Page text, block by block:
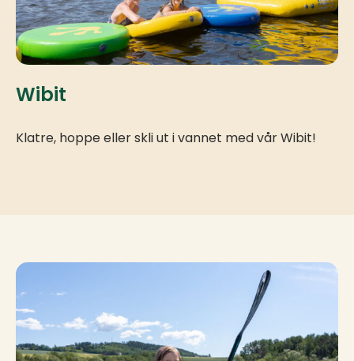
Wibit
Klatre, hoppe eller skli ut i vannet med vår Wibit!